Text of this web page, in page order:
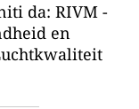
da: RIVM -
en